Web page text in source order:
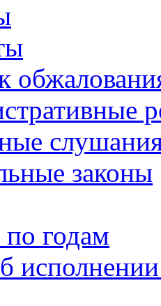
законы
годам